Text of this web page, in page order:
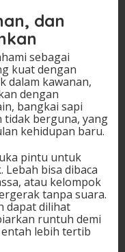
dan
sebagai
kuat dengan
dalam kawanan,
dengan
bangkai sapi
tidak berguna, yang
kehidupan baru.
pintu untuk
bisa dibaca
atau kelompok
tanpa suara.
dapat dilihat
runtuh demi
lebih tertib